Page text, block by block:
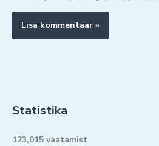
Statistika
123,015 vaatamist